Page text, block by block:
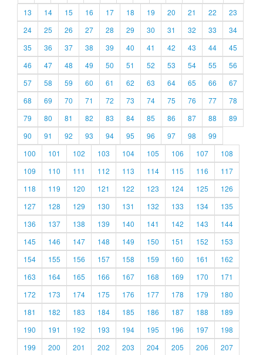
13
14 15 16 17 18 19 20 21 22
23
24
25 26 27 28 29 30 31 32 33
34
35
36 37 38 39 40 41 42 43 44
45
46
47 48 49 50 51 52 53 54 55
56
57
58 59 60 61 62 63 64 65 66
67
68
69 70 71 72 73 74 75 76 77
78
79
80 81 82 83 84 85 86 87 88
89
90
91 92 93 94 95 96 97 98
99
100
101 102 103 104 105 106 107
108
109
110 111 112 113 114 115 116
117
118
119 120 121 122 123 124 125
126
127
128 129 130 131 132 133 134
135
136
137 138 139 140 141 142 143
144
145
146 147 148 149 150 151 152
153
154
155 156 157 158 159 160 161
162
163
164 165 166 167 168 169 170
171
172
173 174 175 176 177 178 179
180
181
182 183 184 185 186 187 188
189
190
191 192 193 194 195 196 197
198
199
200 201 202 203 204 205 206
207